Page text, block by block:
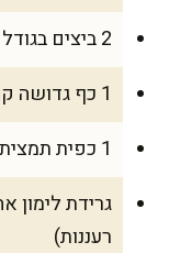
2 ביצים בגודל בינוני
1 כף גדושה קורנפלור (או אינסטנט פודינג וניל)
1 כפית תמצית וניל איכותית
גרידת לימון
רעננות)